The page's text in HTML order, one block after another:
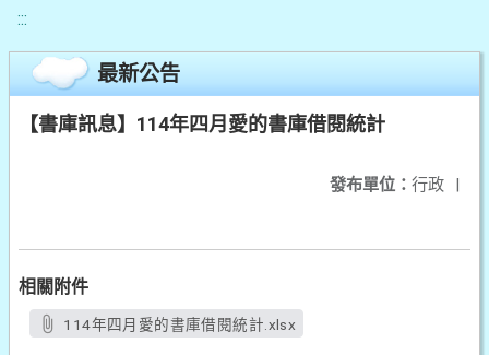
:::
最新公告
【書庫訊息】114年四月愛的書庫借閱統計
發布單位： 行政 |
相關附件
114年四月愛的書庫借閱統計.xlsx